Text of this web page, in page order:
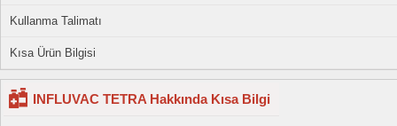
Kullanma Talimatı
Kısa Ürün Bilgisi
INFLUVAC TETRA Hakkında Kısa Bilgi